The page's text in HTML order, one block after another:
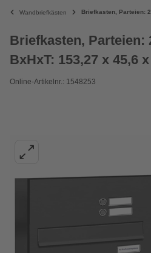
Wandbriefkästen Briefkasten, Parteien:
Briefkasten, Parteien:
BxHxT: 153,27 x 45,6
Online-Artikelnr.: 1548253